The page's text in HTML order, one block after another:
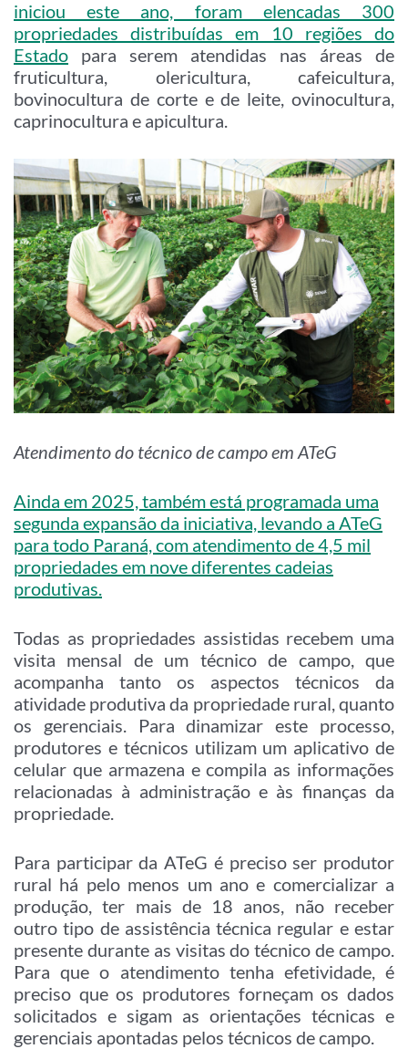
iniciou este ano, foram elencadas 300
propriedades distribuídas em 10 regiões do
Estado para serem atendidas nas áreas de
fruticultura, olericultura, cafeicultura,
bovinocultura de corte e de leite, ovinocultura,
caprinocultura e apicultura.
Atendimento do técnico de campo em ATeG
Ainda em 2025, também está programada uma
segunda expansão da iniciativa, levando a ATeG
para todo Paraná, com atendimento de 4,5 mil
propriedades em nove diferentes cadeias
produtivas.
Todas as propriedades assistidas recebem uma
visita mensal de um técnico de campo, que
acompanha tanto os aspectos técnicos da
atividade produtiva da propriedade rural, quanto
os gerenciais. Para dinamizar este processo,
produtores e técnicos utilizam um aplicativo de
celular que armazena e compila as informações
relacionadas à administração e às finanças da
propriedade.
Para participar da ATeG é preciso ser produtor
rural há pelo menos um ano e comercializar a
produção, ter mais de 18 anos, não receber
outro tipo de assistência técnica regular e estar
presente durante as visitas do técnico de campo.
Para que o atendimento tenha efetividade, é
preciso que os produtores forneçam os dados
solicitados e sigam as orientações técnicas e
gerenciais apontadas pelos técnicos de campo.